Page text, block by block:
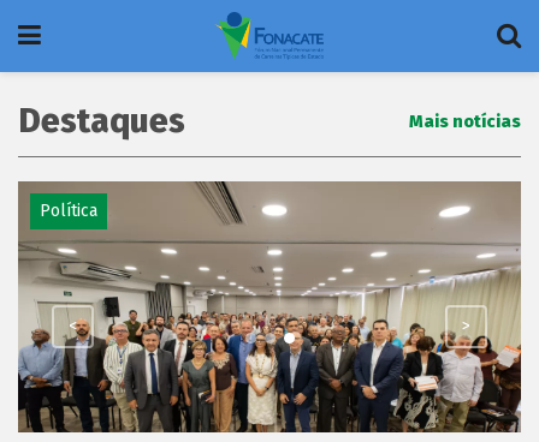
Destaques Mais notícias
Política
< >